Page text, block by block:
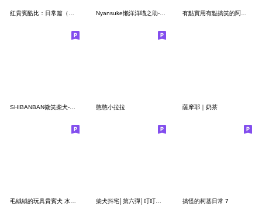
有點實用有點搞笑的阿柴貼圖
憨憨小拉拉 薩摩耶｜奶茶
毛絨絨的玩具貴賓犬 水彩風！ 柴犬抖宅│第六彈│叮叮噹 ʕ•ᴥ•ʔ 搞怪的柯基日常 7